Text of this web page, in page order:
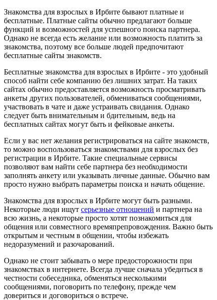
Знакомства для взрослых в Ирбите бывают платные и
бесплатные. Платные сайты обычно предлагают больше
функций и возможностей для успешного поиска партнера.
Однако не всегда есть желание или возможность платить за
знакомства, поэтому все больше людей предпочитают
бесплатные сайты знакомств.
Бесплатные знакомства для взрослых в Ирбите - это удобный
способ найти себе компанию без лишних затрат. На таких
сайтах обычно предоставляется возможность просматривать
анкеты других пользователей, обмениваться сообщениями,
участвовать в чате и даже устраивать свидания. Однако
следует быть внимательным и бдительным, ведь на
бесплатных сайтах могут быть и фейковые анкеты.
Если у вас нет желания регистрироваться на сайте знакомств,
то можно воспользоваться знакомствами для взрослых без
регистрации в Ирбите. Такие специальные сервисы
позволяют вам найти себе партнера без необходимости
заполнять анкету или указывать личные данные. Обычно вам
просто нужно выбрать параметры поиска и начать общение.
Знакомства для взрослых в Ирбите могут быть разными.
Некоторые люди ищут серьезные отношений и партнера на
всю жизнь, а некоторые просто хотят познакомиться для
общения или совместного времяпрепровождения. Важно быть
открытым и честным в общении, чтобы избежать
недоразумений и разочарований.
Однако не стоит забывать о мере предосторожности при
знакомствах в интернете. Всегда лучше сначала убедиться в
честности собеседника, обменяться несколькими
сообщениями, поговорить по телефону, прежде чем
довериться и договориться о встрече.